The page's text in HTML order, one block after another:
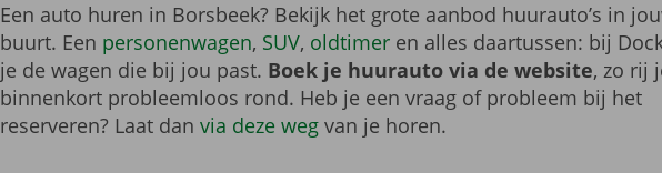
Een auto huren in Borsbeek? Bekijk het grote aanbod huurauto’s in
buurt. Een personenwagen, SUV, oldtimeren alles daartussen: bij
je de wagen die bij jou past. Boek je huurauto via de website, zo rij
binnenkort probleemloos rond. Heb je een vraag of probleem bij het
reserveren? Laat dan via deze wegvan je horen.